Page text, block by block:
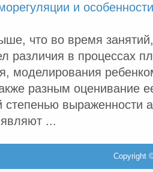
и
что во время
различия в процессах
моделирования
разным оценивание
степенью выраженности
...
Copyright